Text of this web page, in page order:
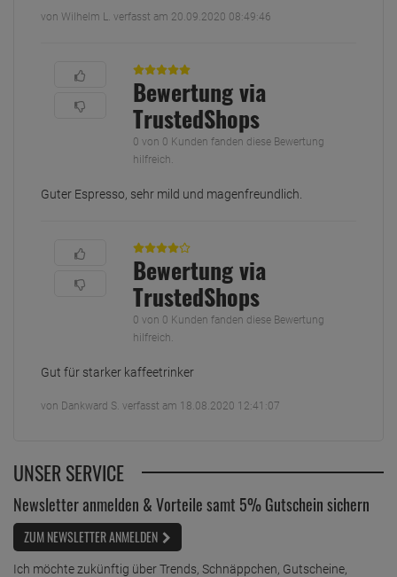
von Wilhelm L. verfasst am 20.09.2020 08:49:46
Bewertung via
TrustedShops
0 von 0 Kunden fanden diese Bewertung
hilfreich.
Guter Espresso, sehr mild und magenfreundlich.
Bewertung via
TrustedShops
0 von 0 Kunden fanden diese Bewertung
hilfreich.
Gut für starker kaffeetrinker
von Dankward S. verfasst am 18.08.2020 12:41:07
UNSER SERVICE
Newsletter anmelden & Vorteile samt 5% Gutschein sichern
ZUM NEWSLETTER ANMELDEN
Ich möchte zukünftig über Trends, Schnäppchen, Gutscheine,